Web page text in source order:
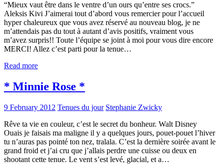
“Mieux vaut être dans le ventre d’un ours qu’entre ses crocs.”
Aleksis Kivi J’aimerai tout d’abord vous remercier pour l’accueil
hyper chaleureux que vous avez réservé au nouveau blog, je ne
m’attendais pas du tout à autant d’avis positifs, vraiment vous
m’avez surpris!! Toute l’équipe se joint à moi pour vous dire encore
MERCI! Allez c’est parti pour la tenue…
Read more
* Minnie Rose *
9 February 2012 Tenues du jour Stephanie Zwicky
Rêve ta vie en couleur, c’est le secret du bonheur. Walt Disney
Ouais je faisais ma maligne il y a quelques jours, pouet-pouet l’hiver
tu n’auras pas pointé ton nez, tralala. C’est la dernière soirée avant le
grand froid et j’ai cru que j’allais perdre une cuisse ou deux en
shootant cette tenue. Le vent s’est levé, glacial, et a…